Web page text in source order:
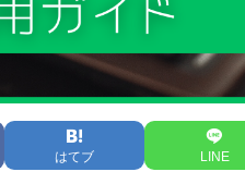
はてブ LINE